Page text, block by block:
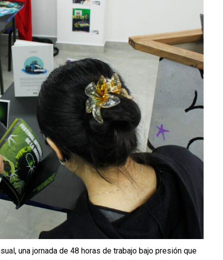
una jornada de 48 horas de trabajo bajo presión que